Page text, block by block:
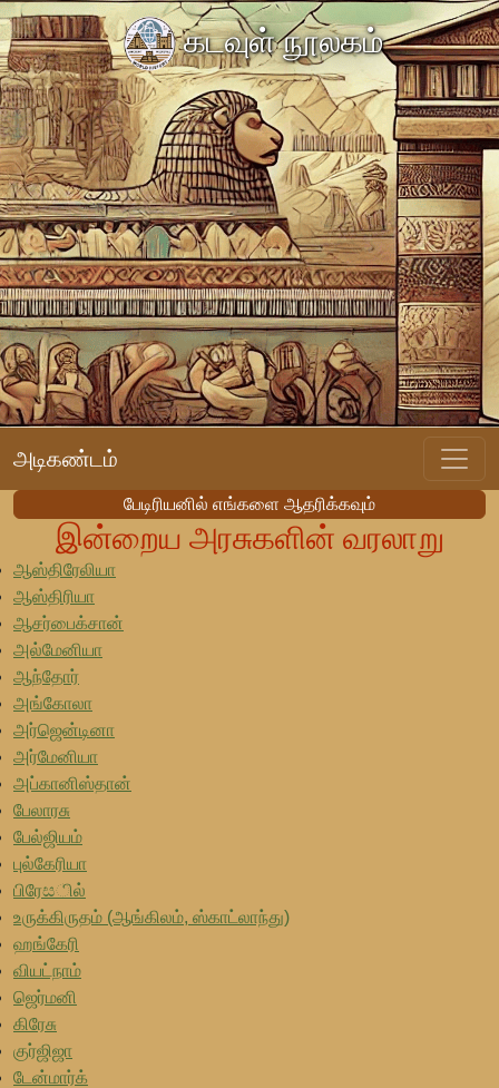
கடவுள் நூலகம்
அடிகண்டம்
பேடிரியனில் எங்களை ஆதரிக்கவும்
இன்றைய அரசுகளின் வரலாறு
ஆஸ்திரேலியா
ஆஸ்திரியா
ஆசர்பைக்சான்
அல்மேனியா
ஆந்தோர்
அங்கோலா
அர்ஜென்டினா
அர்மேனியா
அப்கானிஸ்தான்
பேலாரசு
பேல்ஜியம்
புல்கேரியா
பிரேසில்
உருக்கிருதம் (ஆங்கிலம், ஸ்காட்லாந்து)
ஹங்கேரி
வியட்நாம்
ஜெர்மனி
கிரேசு
குர்ஜிஜா
டேன்மார்க்